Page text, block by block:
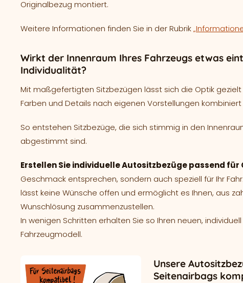
Originalbezug montiert.
Weitere Informationen finden Sie in der Rubrik
Wirkt der Innenraum Ihres Fahrzeugs etwas
Individualität?
Mit maßgefertigten Sitzbezügen lässt sich die Optik
Farben und Details nach eigenen Vorstellungen
So entstehen Sitzbezüge, die sich stimmig in den
abgestimmt sind.
Erstellen Sie individuelle Autositzbezüge passend für
Geschmack entsprechen, sondern auch speziell für Ihr
lässt keine Wünsche offen und ermöglicht es Ihnen, aus
Wunschlösung zusammenzustellen.
In wenigen Schritten erhalten Sie so Ihren neuen,
Fahrzeugmodell.
Unsere
Seitenairbags